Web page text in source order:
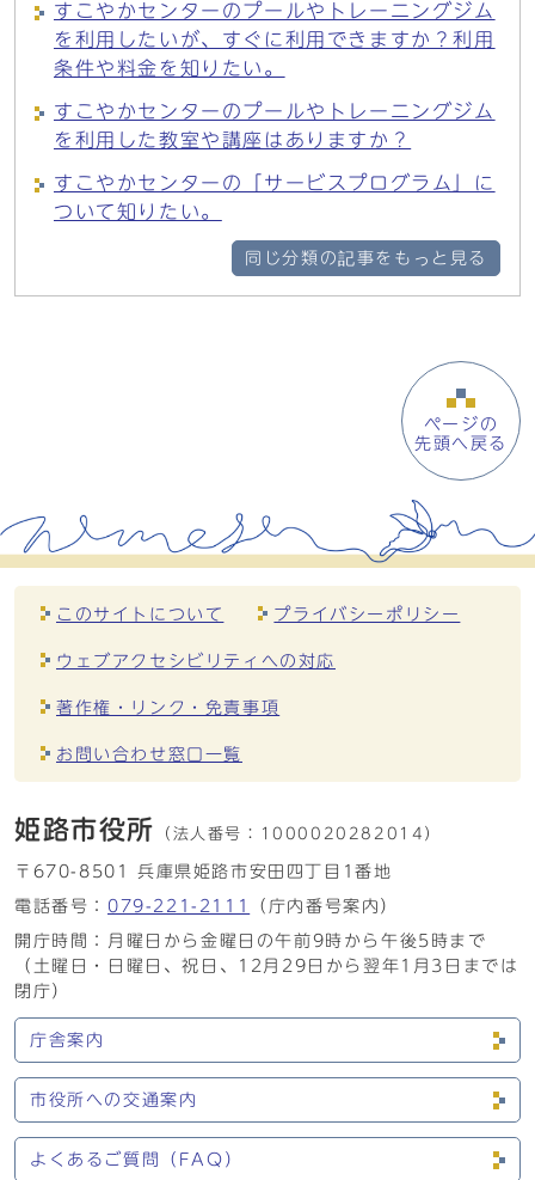
すこやかセンターのプールやトレーニングジム
を利用したいが、すぐに利用できますか？利用
条件や料金を知りたい。
すこやかセンターのプールやトレーニングジム
を利用した教室や講座はありますか？
すこやかセンターの「サービスプログラム」に
ついて知りたい。
同じ分類の記事をもっと見る
ページの
先頭へ戻る
このサイトについて プライバシーポリシー
ウェブアクセシビリティへの対応
著作権・リンク・免責事項
お問い合わせ窓口一覧
姫路市役所 （法人番号： 1000020282014）
〒670-8501 兵庫県姫路市安田四丁目1番地
電話番号： 079-221-2111
（庁内番号案内）
開庁時間：月曜日から金曜日の午前9時から午後5時まで
（土曜日・日曜日、祝日、12月29日から翌年1月3日までは
閉庁）
庁舎案内
市役所への交通案内
よくあるご質問（FAQ）